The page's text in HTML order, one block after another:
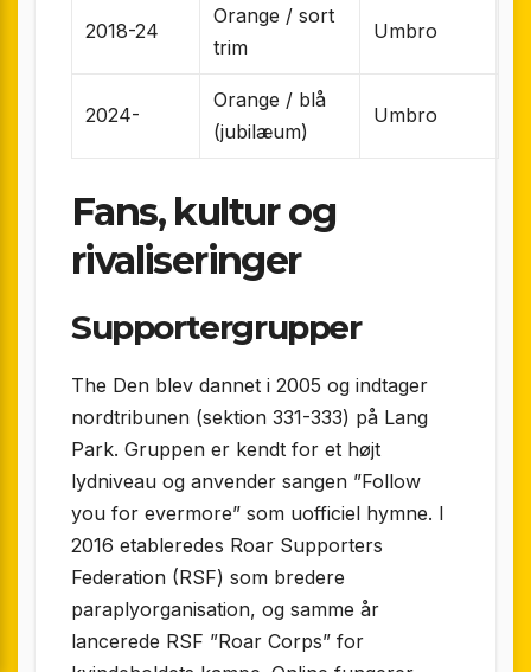
2018-24
Orange / sort
trim
Umbro
2024-
Orange / blå
(jubilæum)
Umbro
Fans, kultur og
rivaliseringer
Supportergrupper
The Den blev dannet i 2005 og indtager
nordtribunen (sektion 331-333) på Lang
Park. Gruppen er kendt for et højt
lydniveau og anvender sangen ”Follow
you for evermore” som uofficiel hymne. I
2016 etableredes Roar Supporters
Federation (RSF) som bredere
paraplyorganisation, og samme år
lancerede RSF ”Roar Corps” for